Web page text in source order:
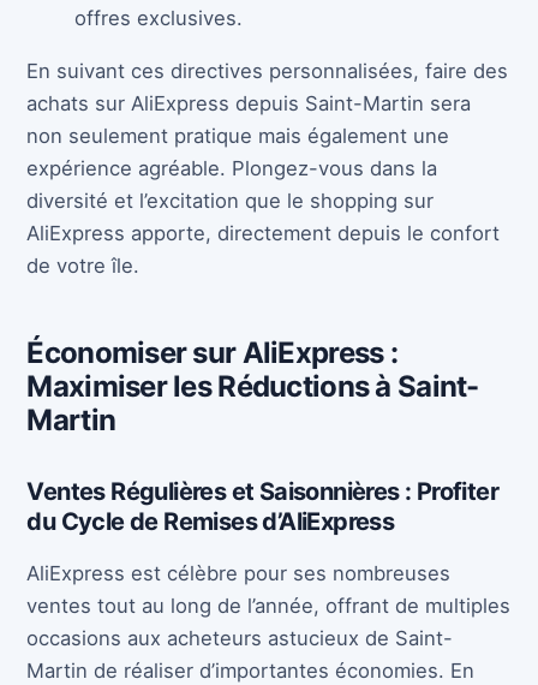
offres exclusives.
En suivant ces directives personnalisées, faire des
achats sur AliExpress depuis Saint-Martin sera
non seulement pratique mais également une
expérience agréable. Plongez-vous dans la
diversité et l’excitation que le shopping sur
AliExpress apporte, directement depuis le confort
de votre île.
Économiser sur AliExpress :
Maximiser les Réductions à Saint-
Martin
Ventes Régulières et Saisonnières : Profiter
du Cycle de Remises d’AliExpress
AliExpress est célèbre pour ses nombreuses
ventes tout au long de l’année, offrant de multiples
occasions aux acheteurs astucieux de Saint-
Martin de réaliser d’importantes économies. En